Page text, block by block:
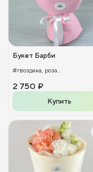
Букет Барби
#гвоздика, роза...
2 750 ₽
Купить